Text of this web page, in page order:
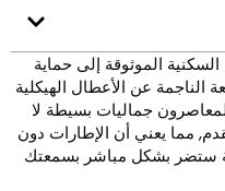
الموثوقة إلى حماية
عن الأعطال الهيكلية
جماليات بسيطة لا
مما يعني أن الإطارات دون
ستضر بشكل مباشر بسمعتك